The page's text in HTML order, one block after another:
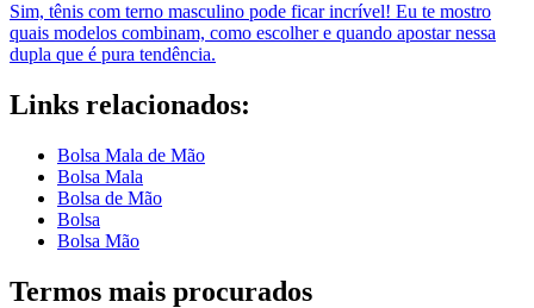
Sim, tênis com terno masculino pode ficar incrível! Eu te mostro
quais modelos combinam, como escolher e quando apostar nessa
dupla que é pura tendência.
Links relacionados:
Bolsa Mala de Mão
Bolsa Mala
Bolsa de Mão
Bolsa
Bolsa Mão
Termos mais procurados